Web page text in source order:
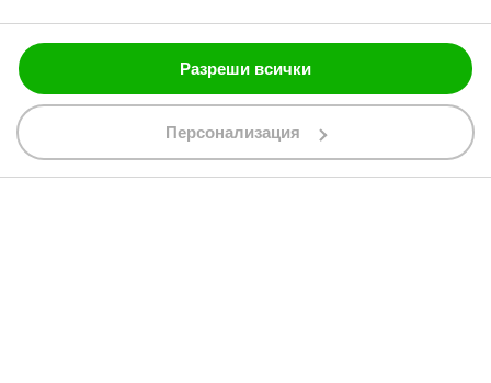
Разреши всички
Персонализация
088 200 7002
shop@bobimx.com